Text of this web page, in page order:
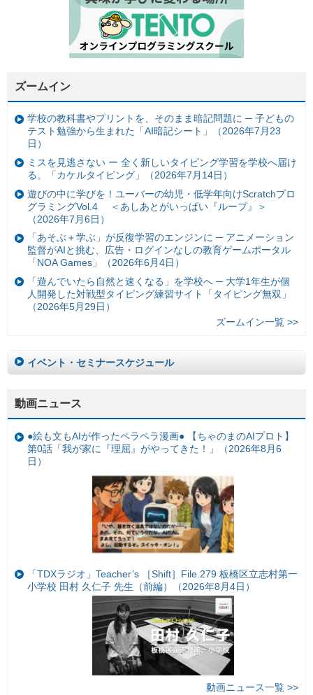
ズームイン
学校の教科書やプリントを、そのまま暗記問題に ─ 子どもの
テスト勉強から生まれた「AI暗記シート」（2026年7月23
日）
ミスを見逃さない ー 全く新しいタイピング学習を学校へ届け
る。「カケルタイピング」（2026年7月14日）
遊びの中に学びを！ユーバーの幼児・低学年向けScratchプロ
グラミングVol.4 ＜あしあとがいっぱい『ループ』＞
（2026年7月6日）
「あそぶ＋学ぶ」が反復学習のエンジンに ─ アニメーション
監督がAIと挑む、広告・ログインなしの教育ゲームポータル
「NOA Games」（2026年6月4日）
「遊んでいたら自然と速くなる」を学校へ ─ 大学1年生が個
人開発した対戦型タイピング練習サイト「タイピング無双」
（2026年5月29日）
ズームイン一覧 >>
イベント・セミナースケジュール
動画ニュース
●絵も文もAIが作ったペラペラ漫画● 【ちゃのまのAIプロト】
第0話「我が家に『理屈』がやってきた！」（2026年8月6
日）
「TDXラジオ」Teacher’s ［Shift］File.279 板橋区立志村第一
小学校 田村 久仁子 先生（前編）（2026年8月4日）
動画ニュース一覧 >>